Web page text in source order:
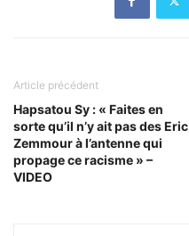
Article précédent
Hapsatou Sy : « Faites en
sorte qu’il n’y ait pas des Eric
Zemmour à l’antenne qui
propage ce racisme » –
VIDEO